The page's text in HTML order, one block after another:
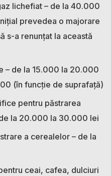
lichefiat – de la 40.000
prevedea o majorare
s-a renunțat la această
– de la 15.000 la 20.000
(în funcție de suprafață)
pentru păstrarea
la 20.000 la 30.000 lei
a cerealelor – de la
ceai, cafea, dulciuri